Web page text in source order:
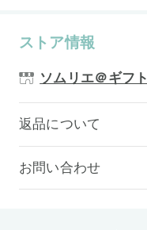
ストア情報
ソムリエ＠ギフト
返品について
お問い合わせ